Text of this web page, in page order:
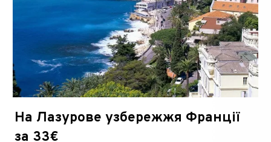
На Лазурове узбережжя Франції
за 33€